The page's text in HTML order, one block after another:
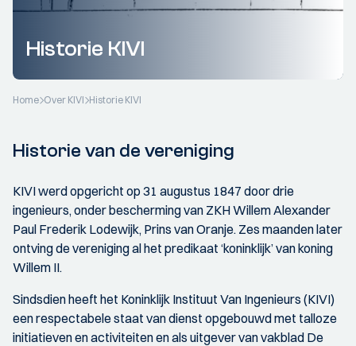
Home Over KIVI Historie KIVI
Historie van de vereniging
KIVI werd opgericht op 31 augustus 1847 door drie
ingenieurs, onder bescherming van ZKH Willem Alexander
Paul Frederik Lodewijk, Prins van Oranje. Zes maanden later
ontving de vereniging al het predikaat ‘koninklijk’ van koning
Willem II.
Sindsdien heeft het Koninklijk Instituut Van Ingenieurs (KIVI)
een respectabele staat van dienst opgebouwd met talloze
initiatieven en activiteiten en als uitgever van vakblad De
Historie KIVI